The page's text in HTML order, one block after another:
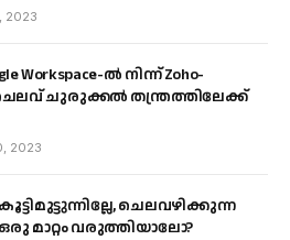
2023
Workspace-ൽ നിന്ന് Zoho-
ചുരുക്കൽ തന്ത്രത്തിലേക്ക്
2023
ചെലവഴിക്കുന്ന
മാറ്റം വരുത്തിയാലോ?